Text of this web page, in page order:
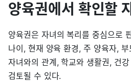
양육권에서 확인할
양육권은 자녀의 복리를 중심으로
나이, 현재 양육 환경, 주 양육자,
자녀와의 관계, 학교와 생활권, 건강
검토될 수 있다.